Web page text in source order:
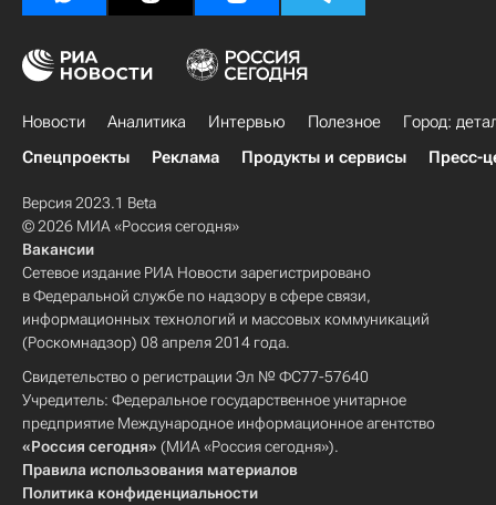
Новости Аналитика Интервью Полезное
Город:
Спецпроекты
Реклама Продукты и сервисы Пресс-
Версия 2023.1 Beta
© 2026 МИА «Россия сегодня»
Вакансии
Сетевое издание РИА Новости зарегистрировано
в Федеральной службе по надзору в сфере связи,
информационных технологий и массовых коммуникаций
(Роскомнадзор) 08 апреля 2014 года.
Свидетельство о регистрации Эл № ФС77-57640
Учредитель: Федеральное государственное унитарное
предприятие Международное информационное агентство
«Россия сегодня» (МИА «Россия сегодня»).
Правила использования материалов
Политика конфиденциальности